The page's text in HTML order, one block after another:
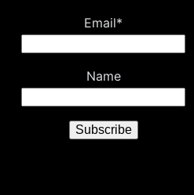
Email*
Name